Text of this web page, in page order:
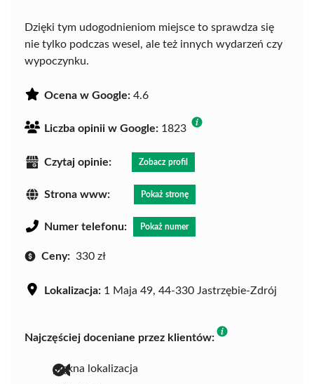
Dzięki tym udogodnieniom miejsce to sprawdza się
nie tylko podczas wesel, ale też innych wydarzeń czy
wypoczynku.
Ocena w Google: 4.6
Liczba opinii w Google: 1823
Czytaj opinie: Zobacz profil
Strona www: Pokaż stronę
Numer telefonu: Pokaż numer
Ceny: 330 zł
Lokalizacja: 1 Maja 49, 44-330 Jastrzębie-Zdrój
Najczęściej doceniane przez klientów:
piękna lokalizacja